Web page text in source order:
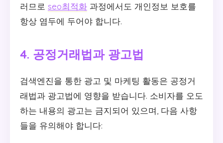
러므로 seo최적화 과정에서도 개인정보 보호를
항상 염두에 두어야 합니다.
4. 공정거래법과 광고법
검색엔진을 통한 광고 및 마케팅 활동은 공정거
래법과 광고법에 영향을 받습니다. 소비자를 오도
하는 내용의 광고는 금지되어 있으며, 다음 사항
들을 유의해야 합니다: